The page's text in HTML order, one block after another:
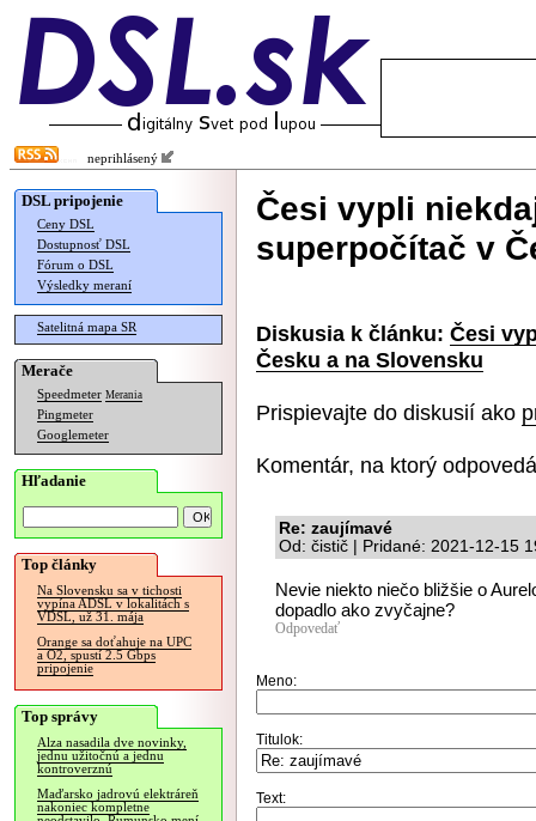
neprihlásený
DSL pripojenie
Ceny DSL
Dostupnosť DSL
Fórum o DSL
Výsledky meraní
Satelitná mapa SR
Merače
Speedmeter Merania
Pingmeter
Googlemeter
Hľadanie
Top články
Na Slovensku sa v tichosti
vypína ADSL v lokalitách s
VDSL, už 31. mája
Orange sa doťahuje na UPC
a O2, spustí 2.5 Gbps
pripojenie
Top správy
Alza nasadila dve novinky,
jednu užitočnú a jednu
kontroverznú
Maďarsko jadrovú elektráreň
nakoniec kompletne
Česi vypli
superpočítač v
Diskusia k článku: Česi
Česku a na Slovensku
Prispievajte do diskusií ako
Komentár, na ktorý
Re: zaujímavé
Od: čistič | Pridané: 2021-12-15
Nevie niekto niečo bližšie o
dopadlo ako zvyčajne?
Odpovedať
Meno:
Titulok:
Text: